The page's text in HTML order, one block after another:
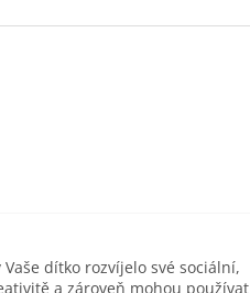
dítko rozvíjelo své sociální,
a zároveň mohou používat